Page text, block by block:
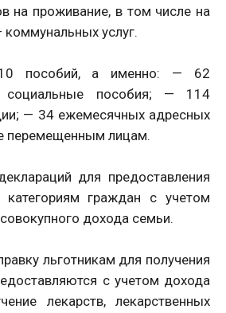
на проживание, в том числе на
услуг.
пособий, а именно: — 62
социальные пособия; — 114
— 34 ежемесячных адресных
перемещенным лицам.
для предоставления
граждан с учетом
дохода семьи.
льготникам для получения
с учетом дохода
лекарств, лекарственных